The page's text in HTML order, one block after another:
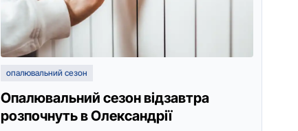
опалювальний сезон
Опалювальний сезон відзавтра
розпочнуть в Олександрії